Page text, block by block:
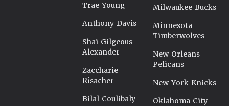
Trae Young
Anthony Davis
Shai Gilgeous-
Alexander
Zaccharie
Risacher
Bilal Coulibaly
Milwaukee Bucks
Minnesota
Timberwolves
New Orleans
Pelicans
New York Knicks
Oklahoma City